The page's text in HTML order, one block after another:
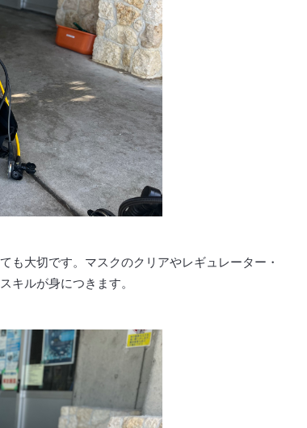
も大切です。マスクのクリアやレギュレーター・
キルが身につきます。